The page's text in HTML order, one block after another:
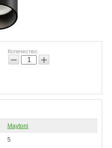
Количество:
− +
Maytoni
5